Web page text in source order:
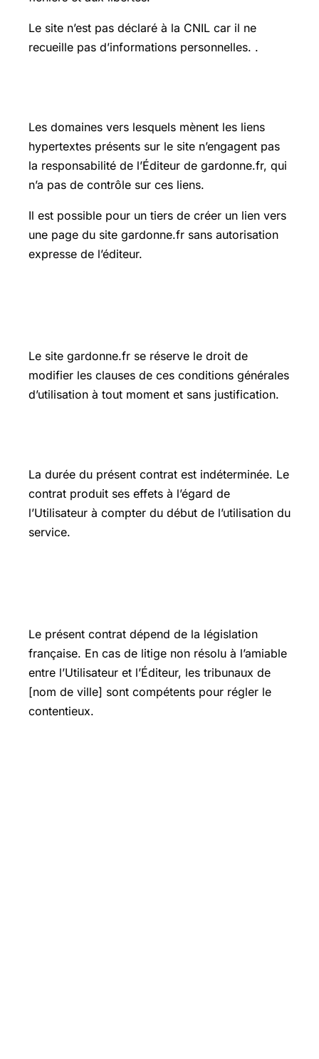
Le site n’est pas déclaré à la CNIL car il ne
recueille pas d’informations personnelles. .
Les domaines vers lesquels mènent les liens
hypertextes présents sur le site n’engagent pas
la responsabilité de l’Éditeur de gardonne.fr, qui
n’a pas de contrôle sur ces liens.
Il est possible pour un tiers de créer un lien vers
une page du site gardonne.fr sans autorisation
expresse de l’éditeur.
Le site gardonne.fr se réserve le droit de
modifier les clauses de ces conditions générales
d’utilisation à tout moment et sans justification.
La durée du présent contrat est indéterminée. Le
contrat produit ses effets à l’égard de
l’Utilisateur à compter du début de l’utilisation du
service.
Le présent contrat dépend de la législation
française. En cas de litige non résolu à l’amiable
entre l’Utilisateur et l’Éditeur, les tribunaux de
[nom de ville] sont compétents pour régler le
contentieux.